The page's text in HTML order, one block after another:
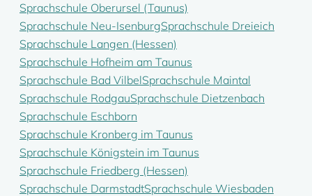
Sprachschule Oberursel (Taunus)
Sprachschule Neu-IsenburgSprachschule Dreieich
Sprachschule Langen (Hessen)
Sprachschule Hofheim am Taunus
Sprachschule Bad VilbelSprachschule Maintal
Sprachschule RodgauSprachschule Dietzenbach
Sprachschule Eschborn
Sprachschule Kronberg im Taunus
Sprachschule Königstein im Taunus
Sprachschule Friedberg (Hessen)
Sprachschule DarmstadtSprachschule Wiesbaden